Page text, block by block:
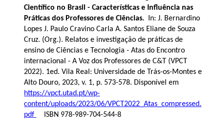
Científico no Brasil - Características e Influência nas
Práticas dos Professores de Ciências.
In: J. Bernardino
Lopes J. Paulo Cravino Carla A. Santos Eliane de Souza
Cruz. (Org.). Relatos e investigação de práticas de
ensino de Ciências e Tecnologia - Atas do Encontro
internacional - A Voz dos Professores de C&T (VPCT
2022). 1ed. Vila Real: Universidade de Trás-os-Montes e
Alto Douro, 2023, v. 1, p. 573-578. Disponível em
https://vpct.utad.pt/wp-
content/uploads/2023/06/VPCT2022_Atas_compressed.
pdf
ISBN 978-989-704-544-8